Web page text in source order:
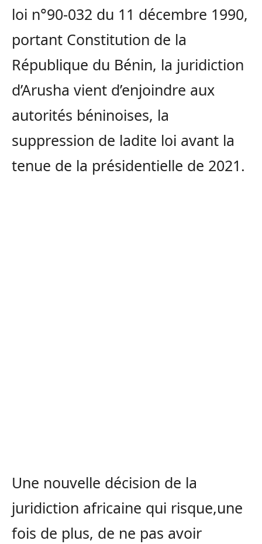
loi n°90-032 du 11 décembre 1990,
portant Constitution de la
République du Bénin, la juridiction
d’Arusha vient d’enjoindre aux
autorités béninoises, la
suppression de ladite loi avant la
tenue de la présidentielle de 2021.
Une nouvelle décision de la
juridiction africaine qui risque,une
fois de plus, de ne pas avoir